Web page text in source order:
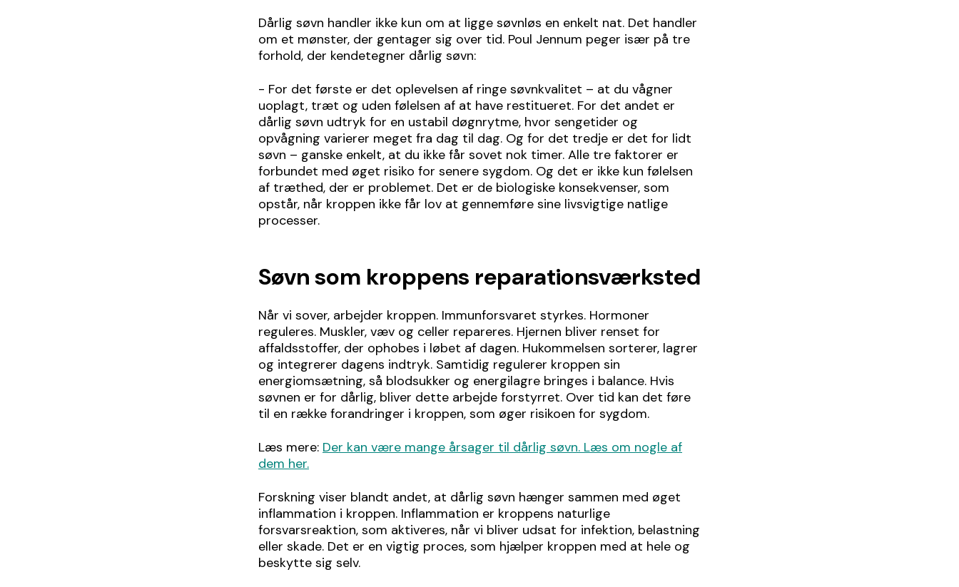
Dårlig søvn handler ikke kun om at ligge søvnløs en enkelt nat. Det handler
om et mønster, der gentager sig over tid. Poul Jennum peger især på tre
forhold, der kendetegner dårlig søvn:
- For det første er det oplevelsen af ringe søvnkvalitet – at du vågner
uoplagt, træt og uden følelsen af at have restitueret. For det andet er
dårlig søvn udtryk for en ustabil døgnrytme, hvor sengetider og
opvågning varierer meget fra dag til dag. Og for det tredje er det for lidt
søvn – ganske enkelt, at du ikke får sovet nok timer. Alle tre faktorer er
forbundet med øget risiko for senere sygdom. Og det er ikke kun følelsen
af træthed, der er problemet. Det er de biologiske konsekvenser, som
opstår, når kroppen ikke får lov at gennemføre sine livsvigtige natlige
processer.
Søvn som kroppens reparationsværksted
Når vi sover, arbejder kroppen. Immunforsvaret styrkes. Hormoner
reguleres. Muskler, væv og celler repareres. Hjernen bliver renset for
affaldsstoffer, der ophobes i løbet af dagen. Hukommelsen sorterer, lagrer
og integrerer dagens indtryk. Samtidig regulerer kroppen sin
energiomsætning, så blodsukker og energilagre bringes i balance. Hvis
søvnen er for dårlig, bliver dette arbejde forstyrret. Over tid kan det føre
til en række forandringer i kroppen, som øger risikoen for sygdom.
Læs mere: Der kan være mange årsager til dårlig søvn. Læs om nogle af
dem her.
Forskning viser blandt andet, at dårlig søvn hænger sammen med øget
inflammation i kroppen. Inflammation er kroppens naturlige
forsvarsreaktion, som aktiveres, når vi bliver udsat for infektion, belastning
eller skade. Det er en vigtig proces, som hjælper kroppen med at hele og
beskytte sig selv.